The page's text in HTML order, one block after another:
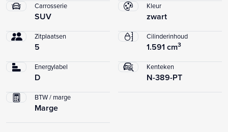
Carrosserie
SUV
Kleur
zwart
Zitplaatsen
5
Cilinderinhoud
1.591 cm3
Energylabel
D
Kenteken
N-389-PT
BTW / marge
Marge